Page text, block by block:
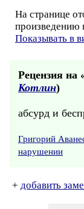
На странице
произведению
Показывать в
Рецензия на
Котлин)
абсурд и
Григорий
нарушении
+ добавить